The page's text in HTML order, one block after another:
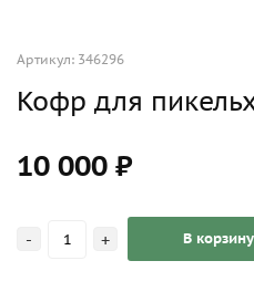
Артикул: 346296
Кофр для
10 000 ₽
- + В корзину